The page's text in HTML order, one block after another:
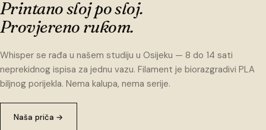
Printano sloj po sloj.
Provjereno rukom.
Whisper se rađa u našem studiju u Osijeku — 8 do 14 sati
neprekidnog ispisa za jednu vazu. Filament je biorazgradivi PLA
biljnog porijekla. Nema kalupa, nema serije.
Naša priča →